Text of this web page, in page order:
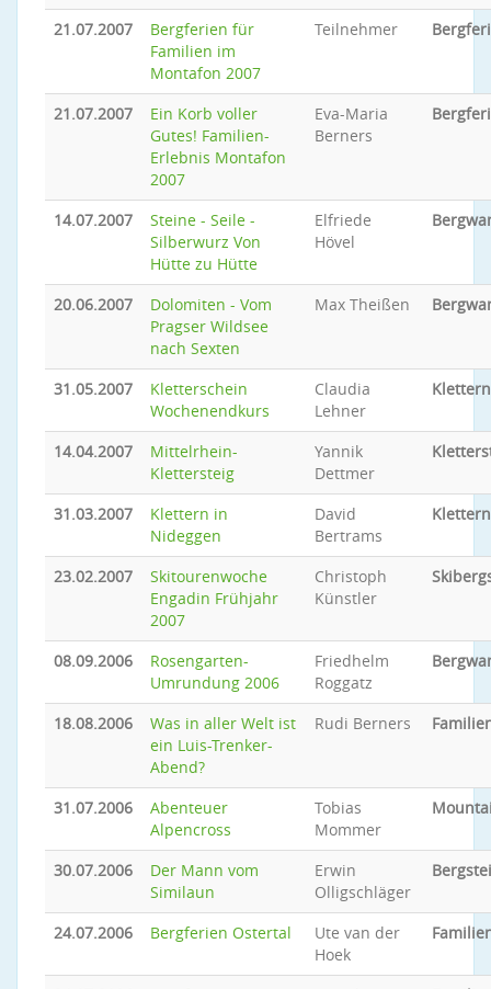
21.07.2007
Bergferien für
Familien im
Montafon 2007
Teilnehmer
21.07.2007
Ein Korb voller
Gutes! Familien-
Erlebnis Montafon
2007
Eva-Maria
Berners
14.07.2007
Steine - Seile -
Silberwurz Von
Hütte zu Hütte
Elfriede
Hövel
20.06.2007
Dolomiten - Vom
Pragser Wildsee
nach Sexten
Max Theißen
31.05.2007
Kletterschein
Wochenendkurs
Claudia
Lehner
Klettern
14.04.2007
Mittelrhein-
Klettersteig
Yannik
Dettmer
31.03.2007
Klettern in
Nideggen
David
Bertrams
Klettern
23.02.2007
Skitourenwoche
Engadin Frühjahr
2007
Christoph
Künstler
08.09.2006
Rosengarten-
Umrundung 2006
Friedhelm
Roggatz
18.08.2006
Was in aller Welt ist
ein Luis-Trenker-
Abend?
Rudi Berners
31.07.2006
Abenteuer
Alpencross
Tobias
Mommer
30.07.2006
Der Mann vom
Similaun
Erwin
Olligschläger
24.07.2006 Bergferien Ostertal
Ute van der
Hoek